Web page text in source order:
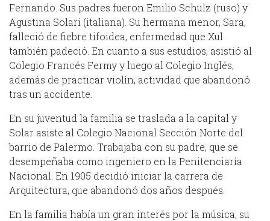
Fernando. Sus padres fueron Emilio Schulz (ruso) y
Agustina Solari (italiana). Su hermana menor, Sara,
falleció de fiebre tifoidea, enfermedad que Xul
también padeció. En cuanto a sus estudios, asistió al
Colegio Francés Fermy y luego al Colegio Inglés,
además de practicar violín, actividad que abandonó
tras un accidente.
En su juventud la familia se traslada a la capital y
Solar asiste al Colegio Nacional Sección Norte del
barrio de Palermo. Trabajaba con su padre, que se
desempeñaba como ingeniero en la Penitenciaría
Nacional. En 1905 decidió iniciar la carrera de
Arquitectura, que abandonó dos años después.
En la familia había un gran interés por la música, su